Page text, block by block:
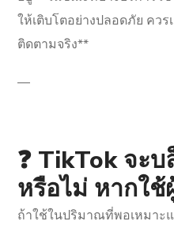
ให้เติบโตอย่างปลอดภัย คว
ติดตามจริง**
—
❓ TikTok จะ
หรือไม่ หากใ
ถ้าใช้ในปริมาณที่พอเหมาะ